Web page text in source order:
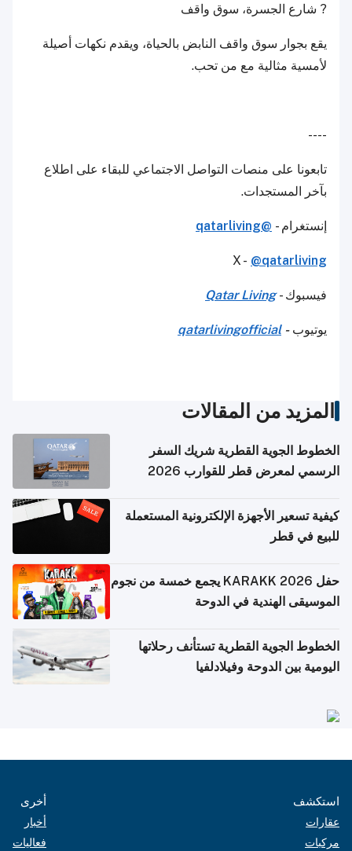
? شارع الجسرة، سوق واقف
يقع بجوار سوق واقف النابض بالحياة، ويقدم نكهات أصيلة
لأمسية مثالية مع من تحب.
----
تابعونا على منصات التواصل الاجتماعي للبقاء على اطلاع
بآخر المستجدات.
إنستغرام - @qatarliving
X - @qatarliving
فيسبوك -Qatar Living
يوتيوب-
qatarlivingofficial
المزيد من المقالات
الخطوط الجوية القطرية شريك السفر
الرسمي لمعرض قطر للقوارب 2026
كيفية تسعير الأجهزة الإلكترونية المستعملة
للبيع في قطر
حفل KARAKK 2026 يجمع خمسة من نجوم
الموسيقى الهندية في الدوحة
الخطوط الجوية القطرية تستأنف رحلاتها
اليومية بين الدوحة وفيلادلفيا
استكشف
عقارات
مركبات
أخرى
أخبار
فعاليات